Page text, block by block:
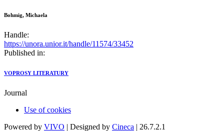
Bohmig, Michaela
Handle:
https://unora.unior.it/handle/11574/33452
Published in:
VOPROSY LITERATURY
Journal
Use of cookies
Powered by VIVO | Designed by Cineca | 26.7.2.1